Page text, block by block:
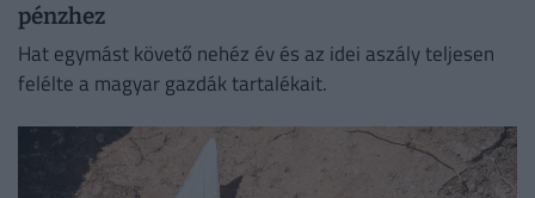
pénzhez
Hat egymást követő nehéz év és az idei aszály teljesen
felélte a magyar gazdák tartalékait.